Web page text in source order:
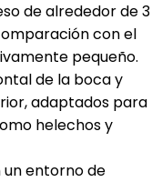
de alrededor de 3
con el
pequeño.
de la boca y
adaptados para
helechos y
un entorno de